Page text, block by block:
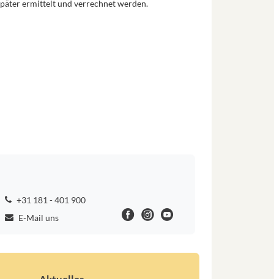
ermittelt und verrechnet werden.
+31 181 - 401 900
E-Mail uns